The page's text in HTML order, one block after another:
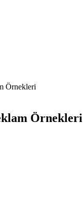
Örnekleri
Örnekleri